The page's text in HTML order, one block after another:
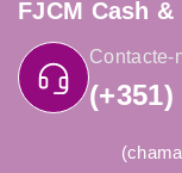
FJCM Cash
Contacte-
(+351)